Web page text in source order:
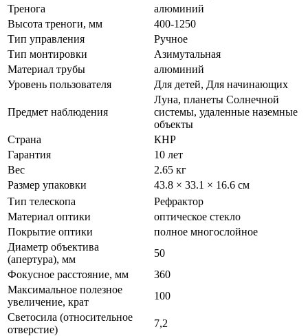
Тренога
алюминий
Высота треноги, мм
400-1250
Тип управления
Ручное
Тип монтировки
Азимутальная
Материал трубы
алюминий
Уровень пользователя
Для детей, Для начинающих
Предмет наблюдения
Луна, планеты Солнечной
системы, удаленные наземные
объекты
Страна
КНР
Гарантия
10 лет
Вес
2.65 кг
Размер упаковки
43.8 × 33.1 × 16.6 см
Тип телескопа
Рефрактор
Материал оптики
оптическое стекло
Покрытие оптики
полное многослойное
Диаметр объектива
(апертура), мм
50
Фокусное расстояние, мм
360
Максимальное полезное
увеличение, крат
100
Светосила (относительное
отверстие)
7,2